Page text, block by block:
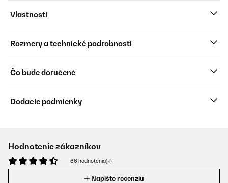
Vlastnosti
Rozmery a technické podrobnosti
Čo bude doručené
Dodacie podmienky
Hodnotenie zákazníkov
66 hodnotenia(-í)
Napíšte recenziu